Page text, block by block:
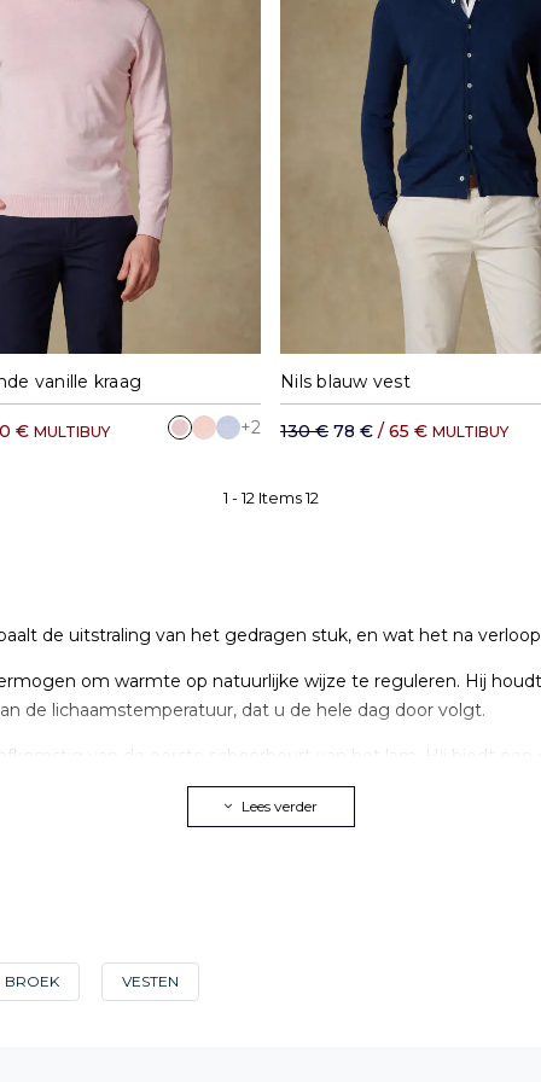
M L XL
vanille kraag
€ MULTIBUY +2
S
Nils blauw vest
130 € 78 € / 65 € MULTIBUY
1 -12 Items12
de uitstraling van het gedragen stuk, en wat het na
om warmte op natuurlijke wijze te reguleren. Hij
de lichaamstemperatuur, dat u de hele dag door volgt.
van de eerste scheerbeurt van het lam. Hij biedt
en uiterlijk, seizoen na seizoen.
ademender, begeleidt hij de dagen waarop wol te veel
kiezen
Lees verder
BROEK VESTEN